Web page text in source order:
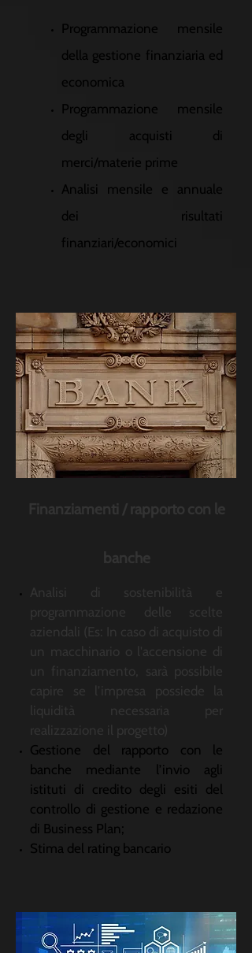
Programmazione mensile
della gestione finanziaria ed
economica
Programmazione mensile
degli acquisti di
merci/materie prime
Analisi mensile e annuale
dei risultati
finanziari/economici
Finanziamenti / rapporto con le
banche
Analisi di sostenibilità e
programmazione delle scelte
aziendali (Es: In caso di acquisto di
un macchinario o l'accensione di
un finanziamento, sarà possibile
capire se l’impresa possiede la
liquidità necessaria per
realizzazione il progetto)
Gestione del rapporto con le
banche mediante l’invio agli
istituti di credito degli esiti del
controllo di gestione e redazione
di Business Plan;
Stima del rating bancario